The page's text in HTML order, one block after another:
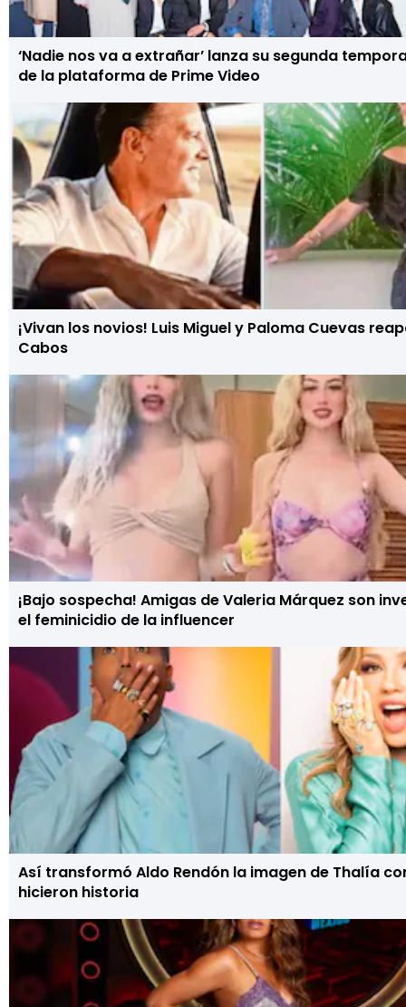
‘Nadie nos va a extrañar’ lanza su segunda
de la plataforma de Prime Video
¡Vivan los novios! Luis Miguel y Paloma Cuevas
Cabos
¡Bajo sospecha! Amigas de Valeria Márquez son
el feminicidio de la influencer
Así transformó Aldo Rendón la imagen de Thalía
hicieron historia